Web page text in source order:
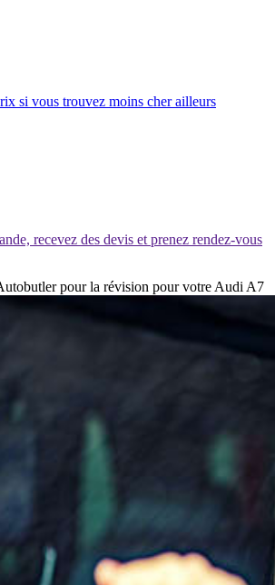
si vous trouvez moins cher ailleurs
recevez des devis et prenez rendez-vous
pour la révision pour votre Audi A7